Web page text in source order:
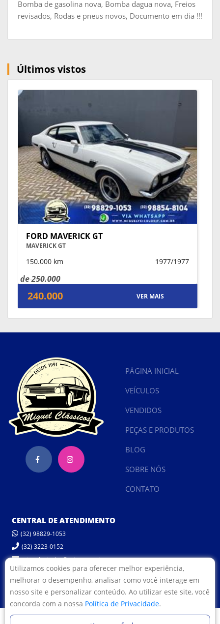
Bomba de gasolina nova, Bomba dagua nova, Freios
revisados, Rodas e pneus novos, Documento em dia !!!
Últimos vistos
FORD MAVERICK GT
MAVERICK GT
150.000 km 1977/1977
de 250.000
240.000 VER MAIS
PÁGINA INICIAL
VEÍCULOS
VENDIDOS
PEÇAS E PRODUTOS
BLOG
SOBRE NÓS
CONTATO
CENTRAL DE ATENDIMENTO
(32) 98829-1053
(32) 3223-0152
miguelveiculos@yahoo.com.br
POLÍTICA DE PRIVACIDADE
© 2022 Miguel Veículos.
Utilizamos cookies para oferecer melhor experiência,
melhorar o desempenho, analisar como você interage em
nosso site e personalizar conteúdo. Ao utilizar este site, você
concorda com a nossa Política de Privacidade.